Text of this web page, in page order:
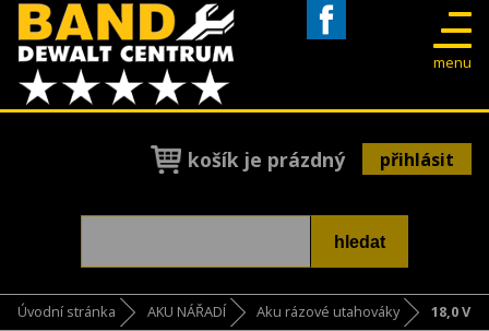
menu
košík je prázdný přihlásit
Úvodní stránka AKU NÁŘADÍ Aku rázové utahováky 18,0 V